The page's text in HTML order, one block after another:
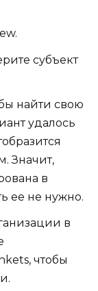
.
субъект
найти свою
удалось
Значит,
в
ее не нужно.
в
, чтобы